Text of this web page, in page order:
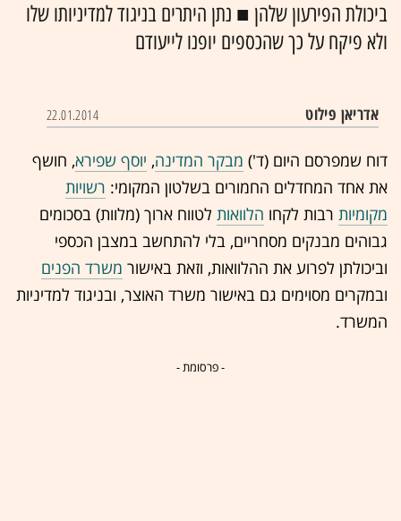
ביכולת הפירעון שלהן ■ נתן היתרים בניגוד למדיניותו שלו
ולא פיקח על כך שהכספים יופנו לייעודם ‏
אדריאן פילוט 22.01.2014
מבקר המדינה, יוסף שפירא, חושף
את אחד המחדלים החמורים בשלטון המקומי: רשויות
מקומיות רבות לקחו הלוואות לטווח ארוך (מלוות) בסכומים
גבוהים מבנקים מסחריים, בלי להתחשב במצבן הכספי
וביכולתן לפרוע את ההלוואות, וזאת באישור משרד הפנים
ובמקרים מסוימים גם באישור משרד האוצר, ובניגוד למדיניות
המשרד.
- פרסומת -